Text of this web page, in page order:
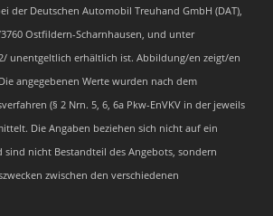
der Deutschen Automobil Treuhand GmbH (DAT),
Ostfildern-Scharnhausen, und unter
unentgeltlich erhältlich ist. Abbildung/en zeigt/en
angegebenen Werte wurden nach dem
(§ 2 Nrn. 5, 6, 6a Pkw-EnVKV in der jeweils
Die Angaben beziehen sich nicht auf ein
sind nicht Bestandteil des Angebots, sondern
zwischen den verschiedenen